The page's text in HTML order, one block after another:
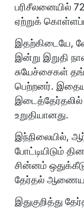
பரிசீலனையில்
ஏற்றுக்
இதற்கிடையே,
இன்று இறுதி
சுயேச்சைகள்
பெற்றனர்.
இடைத்தேர்தலில்
உறுதியானது.
இந்நிலையில்,
போட்டியிடும்
சின்னம்
தேர்தல் ஆணையம்
இதுகுறித்து